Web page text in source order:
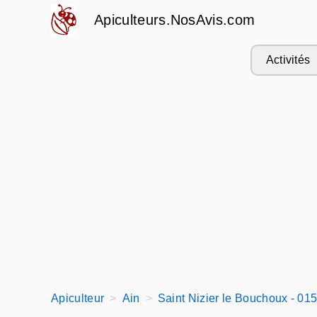
Apiculteurs.NosAvis.com
Activités
Apiculteur Ain Saint Nizier le Bouchoux -